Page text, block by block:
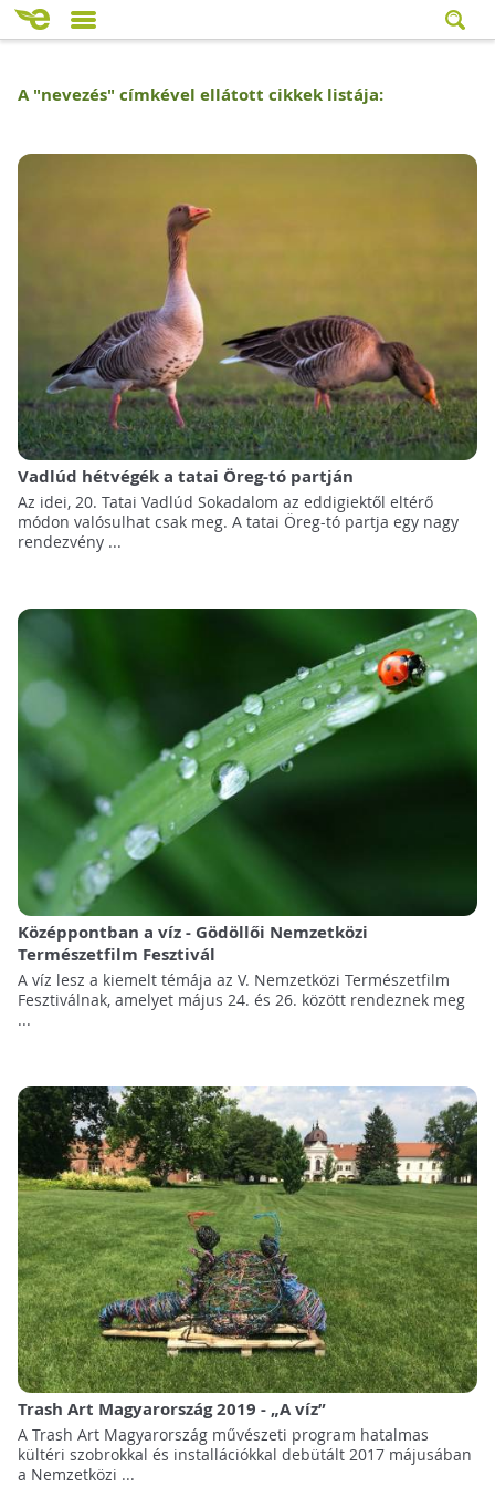
A "nevezés" címkével ellátott cikkek listája:
Vadlúd hétvégék a tatai Öreg-tó partján
Az idei, 20. Tatai Vadlúd Sokadalom az eddigiektől eltérő
módon valósulhat csak meg. A tatai Öreg-tó partja egy nagy
rendezvény ...
Középpontban a víz - Gödöllői Nemzetközi
Természetfilm Fesztivál
A víz lesz a kiemelt témája az V. Nemzetközi Természetfilm
Fesztiválnak, amelyet május 24. és 26. között rendeznek meg
...
Trash Art Magyarország 2019 - „A víz”
A Trash Art Magyarország művészeti program hatalmas
kültéri szobrokkal és installációkkal debütált 2017 májusában
a Nemzetközi ...